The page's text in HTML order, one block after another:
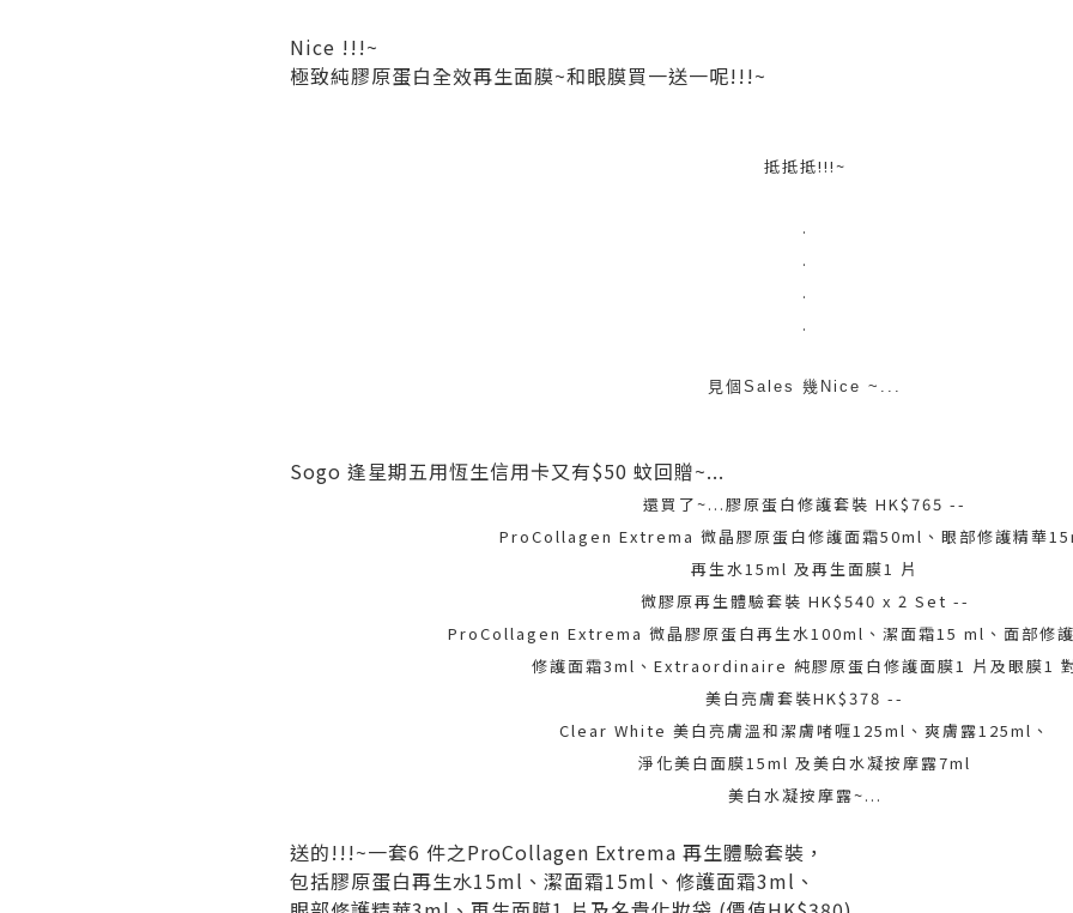
Nice !!!~
極致純膠原蛋白全效再生面膜~和眼膜買一送一呢!!!~
抵抵抵!!!~
.
.
.
.
見個Sales 幾Nice ~...
Sogo 逢星期五用恆生信用卡又有$50 蚊回贈~...
還買了~...膠原蛋白修護套裝 HK$765 --
ProCollagen Extrema 微晶膠原蛋白修護面霜50ml、眼部修護精華
再生水15ml 及再生面膜1 片
微膠原再生體驗套裝 HK$540 x 2 Set --
ProCollagen Extrema 微晶膠原蛋白再生水100ml、潔面霜15 ml、面部修
修護面霜3ml、Extraordinaire 純膠原蛋白修護面膜1 片及眼膜1
美白亮膚套裝HK$378 --
Clear White 美白亮膚溫和潔膚啫喱125ml、爽膚露125ml、
淨化美白面膜15ml 及美白水凝按摩露7ml
美白水凝按摩露~...
送的!!!~一套6 件之ProCollagen Extrema 再生體驗套裝，
包括膠原蛋白再生水15ml、潔面霜15ml、修護面霜3ml、